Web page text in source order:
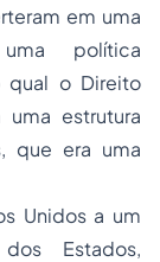
em uma
política
qual o Direito
estrutura
que era uma
Unidos a um
Estados,